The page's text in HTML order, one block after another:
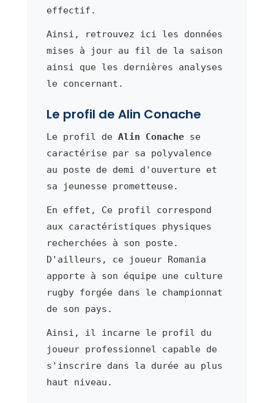
effectif.
Ainsi, retrouvez ici les données
mises à jour au fil de la saison
ainsi que les dernières analyses
le concernant.
Le profil de Alin Conache
Le profil de Alin Conachese
caractérise par sa polyvalence
au poste de demi d'ouverture et
sa jeunesse prometteuse.
En effet, Ce profil correspond
aux caractéristiques physiques
recherchées à son poste.
D'ailleurs, ce joueur Romania
apporte à son équipe une culture
rugby forgée dans le championnat
de son pays.
Ainsi, il incarne le profil du
joueur professionnel capable de
s'inscrire dans la durée au plus
haut niveau.